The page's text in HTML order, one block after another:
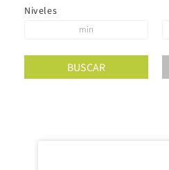
Niveles